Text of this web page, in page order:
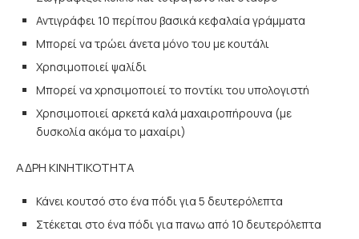
Αντιγράφει 10 περίπου βασικά κεφαλαία γράμματα
Μπορεί να τρώει άνετα μόνο του με κουτάλι
Χρησιμοποιεί ψαλίδι
Μπορεί να χρησιμοποιεί το ποντίκι του υπολογιστή
Χρησιμοποιεί αρκετά καλά μαχαιροπήρουνα (με
δυσκολία ακόμα το μαχαίρι)
ΑΔΡΗ ΚΙΝΗΤΙΚΟΤΗΤΑ
Κάνει κουτσό στο ένα πόδι για 5 δευτερόλεπτα
Στέκεται στο ένα πόδι για πανω από 10 δευτερόλεπτα